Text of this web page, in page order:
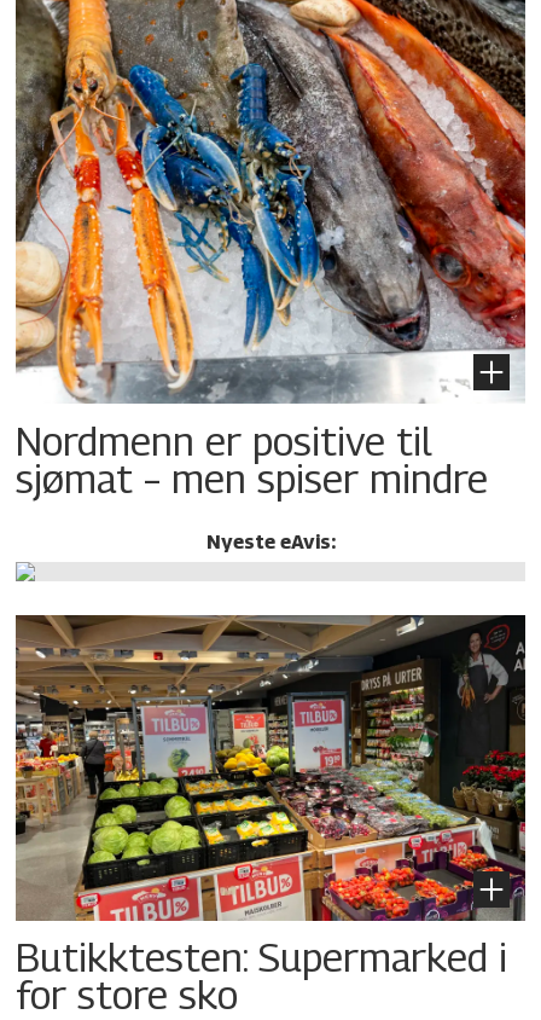
Nordmenn er positive til
sjømat – men spiser mindre
Nyeste eAvis:
Butikktesten: Supermarked i
for store sko